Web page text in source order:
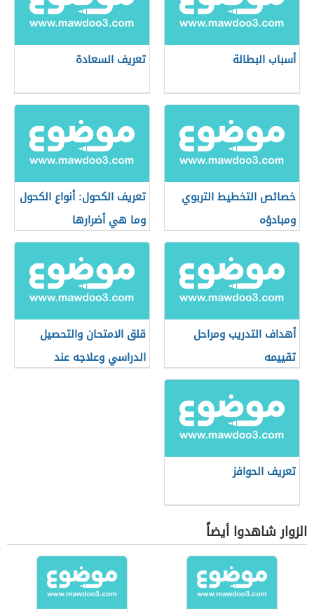
أسباب البطالة تعريف السعادة
خصائص التخطيط التربوي
ومبادؤه
تعريف الكحول: أنواع الكحول
وما هي أضرارها
أهداف التدريب ومراحل
تقييمه
قلق الامتحان والتحصيل
الدراسي وعلاجه عند
تعريف الحوافز
الزوار شاهدوا أيضاً